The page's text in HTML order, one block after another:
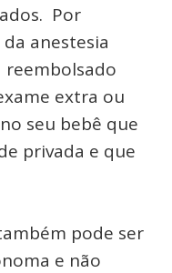
Por
anestesia
extra ou
seu bebê que
privada e que
pode ser
e não